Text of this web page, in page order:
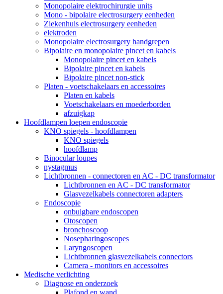
Monopolaire elektrochirurgie units
Mono - bipolaire electrosurgery eenheden
Ziekenhuis electrosurgery eenheden
elektroden
Monopolaire electrosurgery handgrepen
Bipolaire en monopolaire pincet en kabels
Monopolaire pincet en kabels
Bipolaire pincet en kabels
Bipolaire pincet non-stick
Platen - voetschakelaars en accessoires
Platen en kabels
Voetschakelaars en moederborden
afzuigkap
Hoofdlampen loepen endoscopie
KNO spiegels - hoofdlampen
KNO spiegels
hoofdlamp
Binocular loupes
nystagmus
Lichtbronnen - connectoren en AC - DC transformator
Lichtbronnen en AC - DC transformator
Glasvezelkabels connectoren adapters
Endoscopie
onbuigbare endoscopen
Otoscopen
bronchoscoop
Nosepharingoscopes
Laryngoscopen
Lichtbronnen glasvezelkabels connectors
Camera - monitors en accessoires
Medische verlichting
Diagnose en onderzoek
Plafond en wand